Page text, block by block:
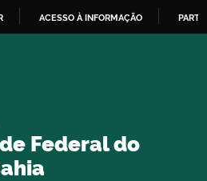
ACESSO À INFORMAÇÃO
Federal do